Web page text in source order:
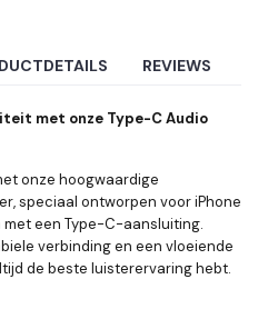
REVIEWS
met onze Type-C Audio
onze hoogwaardige
speciaal ontworpen voor iPhone
met een Type-C-aansluiting.
verbinding en een vloeiende
de beste luisterervaring hebt.